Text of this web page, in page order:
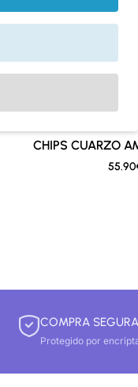
CHIPS CUARZO
COMPRA SEGURA
Protegido por